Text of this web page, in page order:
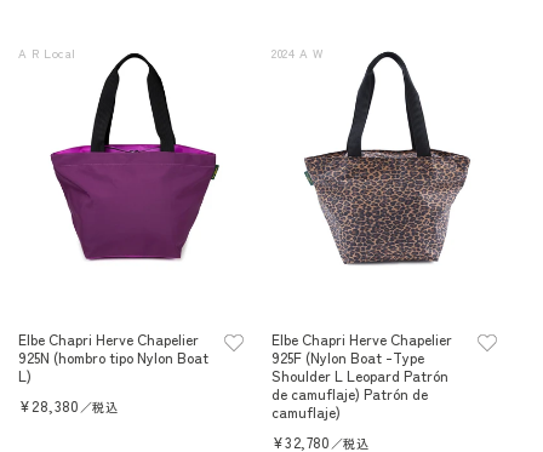
A R Local
Elbe Chapri Herve Chapelier
925N (hombro tipo Nylon Boat
L)
Precio
¥28,380 ／税込
2024 A W
Elbe Chapri Herve Chapelier
925F (Nylon Boat -Type
Shoulder L Leopard Patrón
de camuflaje) Patrón de
camuflaje)
Precio
¥32,780 ／税込